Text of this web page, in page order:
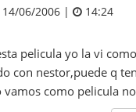
14/06/2006 | 14:24
pelicula yo la vi
con nestor,puede q
como pelicula